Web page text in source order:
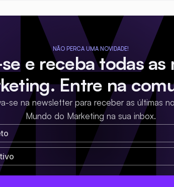
NÃO PERCA UMA NOVIDADE!
e receba todas as
Entre na
se na newsletter para receber as últimas
Mundo do Marketing na sua inbox.